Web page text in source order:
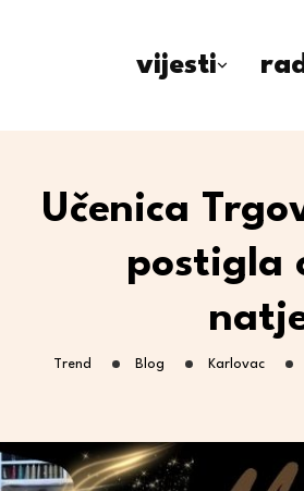
vijesti
Učenica
postigla
Trend Blog Karlovac